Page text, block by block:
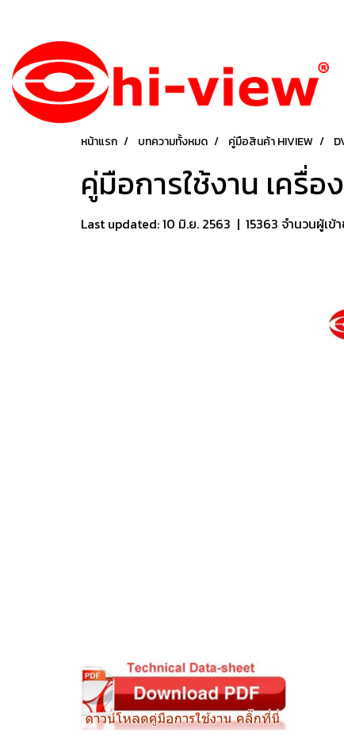
หน้าแรก บทความทั้งหมด คู่มือสินค้า HIVIEW
คู่มือการใช้งาน เครื่
Last updated: 10 มิ.ย. 2563 | 15363 จำนวนผู้เข้